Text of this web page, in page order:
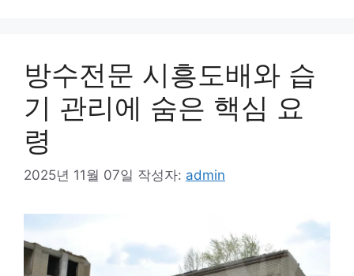
방수전문 시흥도배와 습
기 관리에 숨은 핵심 요
령
2025년 11월 07일 작성자: admin